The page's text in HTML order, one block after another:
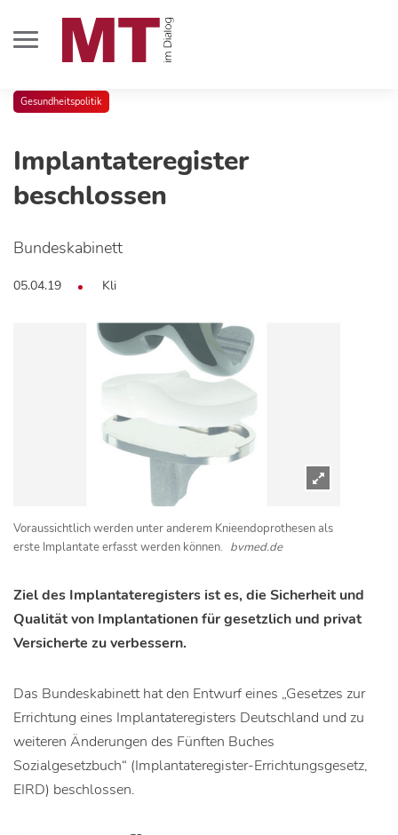
Gesundheitspolitik
Implantateregister
beschlossen
Bundeskabinett
05.04.19 Kli
Voraussichtlich werden unter anderem Knieendoprothesen als
erste Implantate erfasst werden können. bvmed.de
Ziel des Implantateregisters ist es, die Sicherheit und
Qualität von Implantationen für gesetzlich und privat
Versicherte zu verbessern.
Das Bundeskabinett hat den Entwurf eines „Gesetzes zur
Errichtung eines Implantateregisters Deutschland und zu
weiteren Änderungen des Fünften Buches
Sozialgesetzbuch“ (Implantateregister-Errichtungsgesetz,
EIRD) beschlossen.